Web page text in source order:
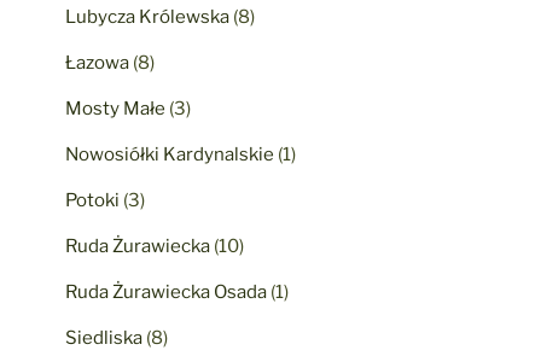
Lubycza Królewska (8)
Łazowa (8)
Mosty Małe (3)
Nowosiółki Kardynalskie (1)
Potoki (3)
Ruda Żurawiecka (10)
Ruda Żurawiecka Osada (1)
Siedliska (8)